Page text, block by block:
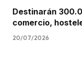
Destinarán
comercio,
20/07/2026